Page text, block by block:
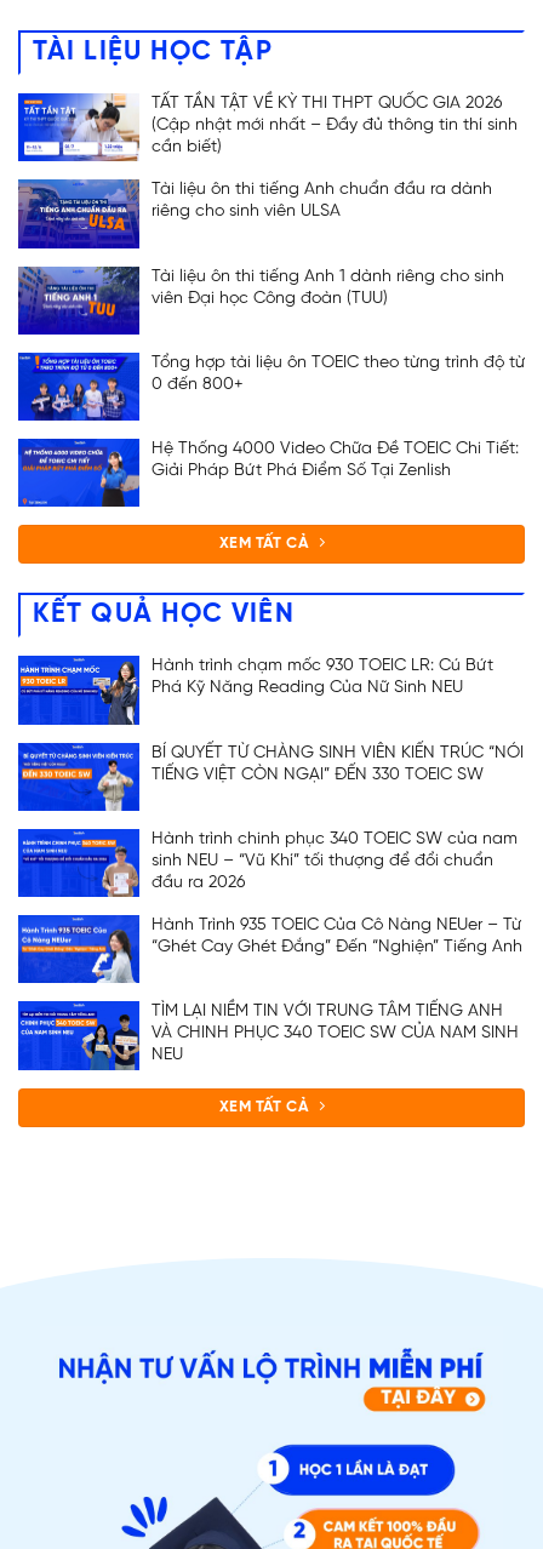
TÀI LIỆU HỌC TẬP
TẤT TẦN TẬT VỀ KỲ THI THPT QUỐC GIA 2026
(Cập nhật mới nhất – Đầy đủ thông tin thí sinh
cần biết)
Tài liệu ôn thi tiếng Anh chuẩn đầu ra dành
riêng cho sinh viên ULSA
Tài liệu ôn thi tiếng Anh 1 dành riêng cho sinh
viên Đại học Công đoàn (TUU)
Tổng hợp tài liệu ôn TOEIC theo từng trình độ từ
0 đến 800+
Hệ Thống 4000 Video Chữa Đề TOEIC Chi Tiết:
Giải Pháp Bứt Phá Điểm Số Tại Zenlish
XEM TẤT CẢ
KẾT QUẢ HỌC VIÊN
Hành trình chạm mốc 930 TOEIC LR: Cú Bứt
Phá Kỹ Năng Reading Của Nữ Sinh NEU
BÍ QUYẾT TỪ CHÀNG SINH VIÊN KIẾN TRÚC “NÓI
TIẾNG VIỆT CÒN NGẠI” ĐẾN 330 TOEIC SW
Hành trình chinh phục 340 TOEIC SW của nam
sinh NEU – “Vũ Khí” tối thượng để đổi chuẩn
đầu ra 2026
Hành Trình 935 TOEIC Của Cô Nàng NEUer – Từ
“Ghét Cay Ghét Đắng” Đến “Nghiện” Tiếng Anh
TÌM LẠI NIỀM TIN VỚI TRUNG TÂM TIẾNG ANH
VÀ CHINH PHỤC 340 TOEIC SW CỦA NAM SINH
NEU
XEM TẤT CẢ